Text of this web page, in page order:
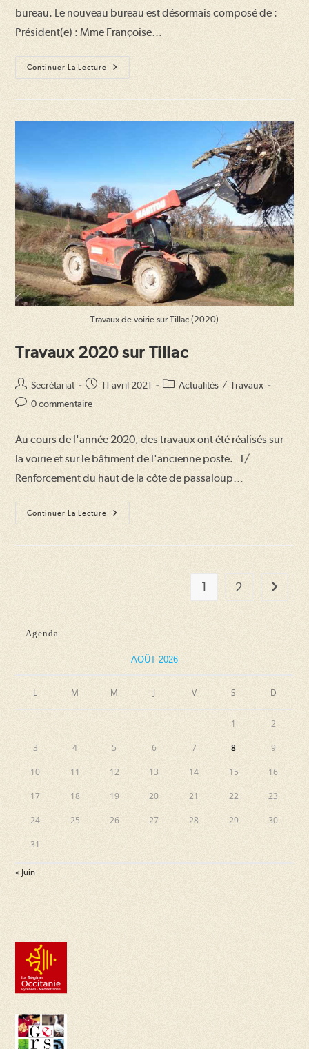
bureau. Le nouveau bureau est désormais composé de :
Président(e) : Mme Françoise…
Continuer La Lecture
Assemblée
Générale
Travaux de voirie sur Tillac (2020)
Travaux 2020 sur Tillac
Auteur/autrice
de
Secrétariat
Publication
11 avril 2021
PostActualités / Travaux
Commentaires
publication :
0 commentaire
Au cours de l'année 2020, des travaux ont été réalisés sur
la voirie et sur le bâtiment de l'ancienne poste. 1/
Renforcement du haut de la côte de passaloup…
Continuer La Lecture
Travaux
2020
1 2 Aller à
Agenda
AOÛT 2026
L M M J V S D
1 2
3 4 5 6 7 8 9
10 11 12 13 14 15 16
17 18 19 20 21 22 23
24 25 26 27 28 29 30
31
« Juin